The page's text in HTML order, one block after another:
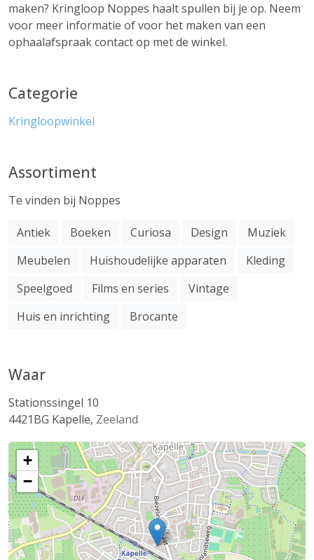
maken? Kringloop Noppes haalt spullen bij je op. Neem
voor meer informatie of voor het maken van een
ophaalafspraak contact op met de winkel.
Categorie
Kringloopwinkel
Assortiment
Te vinden bij Noppes
Antiek Boeken Curiosa Design
Muziek
Meubelen
Huishoudelijke apparaten
Kleding
Speelgoed
Films en series
Vintage
Huis en inrichting
Brocante
Waar
Stationssingel 10
4421BG Kapelle, Zeeland
+
−